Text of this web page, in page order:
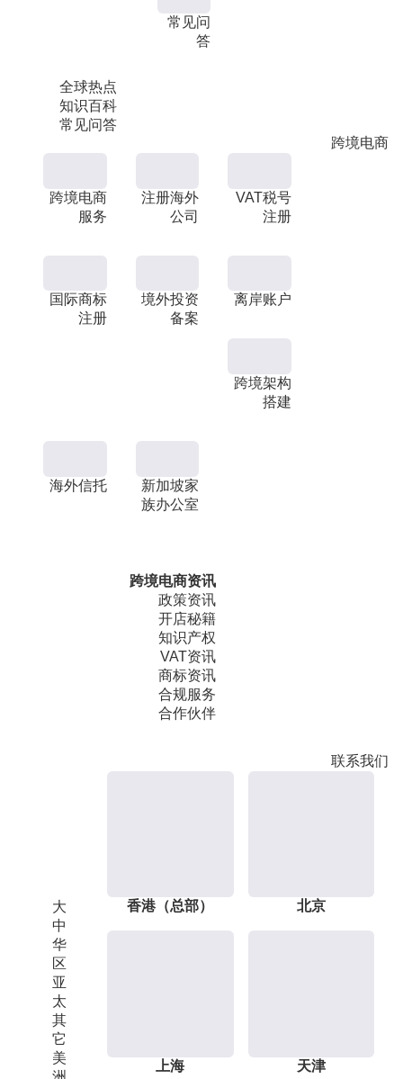
全球热点
知识百科
常见问答
常见问
答
跨境电商
跨境电商
服务
注册海外
公司
VAT税号
注册
国际商标
注册
境外投资
备案
离岸账户
跨境架构
搭建
海外信托
新加坡家
族办公室
跨境电商资讯
政策资讯
开店秘籍
知识产权
VAT资讯
商标资讯
合规服务
合作伙伴
联系我们
大
中
华
区
亚
太
其
它
美
香港（总部） 北京
上海 天津